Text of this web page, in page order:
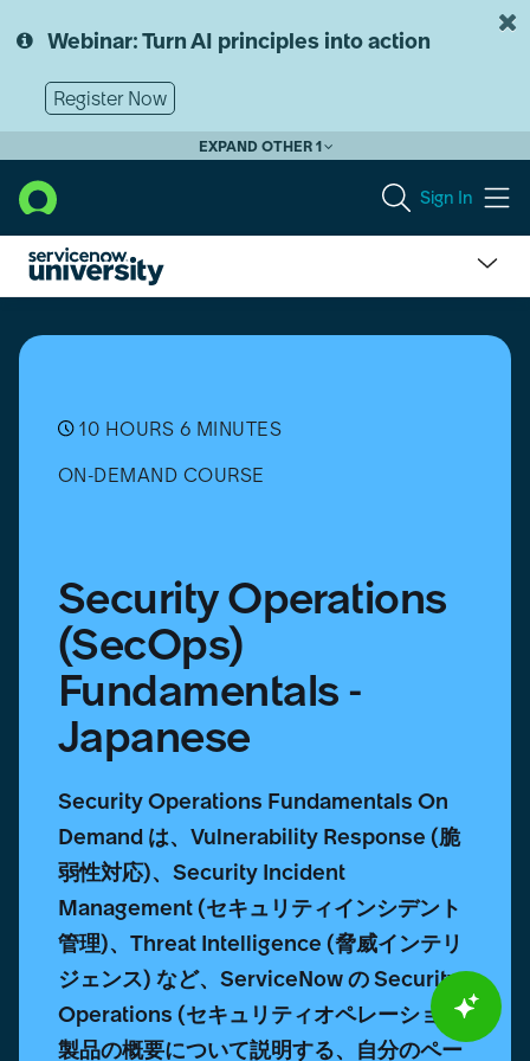
to
content
to
Webinar: Turn AI principles into action
Register Now
EXPAND OTHER 1
Sign In
Operations
(SecOps)
Japanese10 HOURS 6 MINUTES
ON-DEMAND COURSE
Security Operations
(SecOps)
Fundamentals -
Japanese
Security Operations Fundamentals On
Demand は、Vulnerability Response (脆
弱性対応)、Security Incident
Management (セキュリティインシデント
管理)、Threat Intelligence (脅威インテリ
ジェンス) など、ServiceNow の Security
Operations (セキュリティオペレーション)
製品の概要について説明する、自分のペー